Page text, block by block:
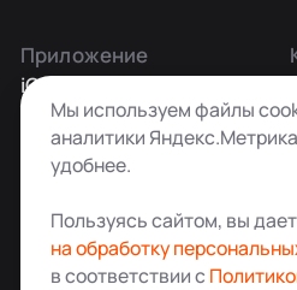
Приложение
iOS
Android
Мы используем файлы
аналитики
удобнее.
Пользуясь сайтом, вы
на обработку
в соответствии с